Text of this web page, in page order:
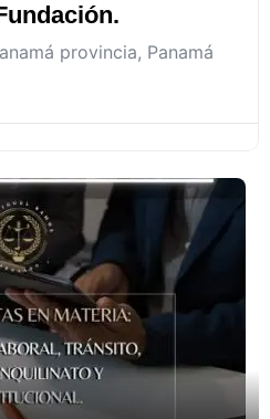
provincia, Panamá